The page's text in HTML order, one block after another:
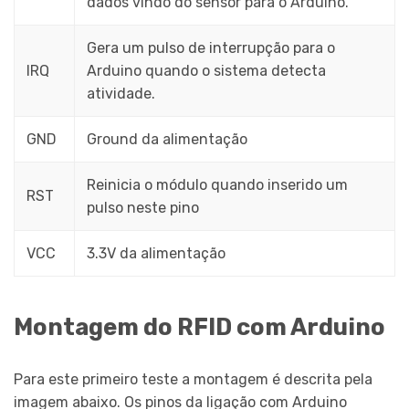
IRQ
Gera um pulso de interrupção para o
Arduino quando o sistema detecta
atividade.
GND Ground da alimentação
RST
Reinicia o módulo quando inserido um
pulso neste pino
VCC 3.3V da alimentação
Montagem do RFID com Arduino
Para este primeiro teste a montagem é descrita pela
imagem abaixo. Os pinos da ligação com Arduino